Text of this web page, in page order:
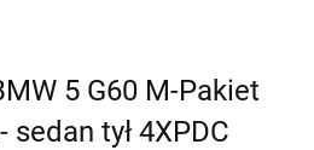
5 G60 M-Pakiet
sedan tył 4XPDC